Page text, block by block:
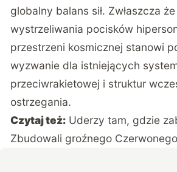
globalny balans sił. Zwłaszcza
wystrzeliwania pocisków
przestrzeni kosmicznej stanowi
wyzwanie dla istniejących
przeciwrakietowej i struktur
ostrzegania.
Czytaj też: Uderzy tam, gdzie
Zbudowali groźnego